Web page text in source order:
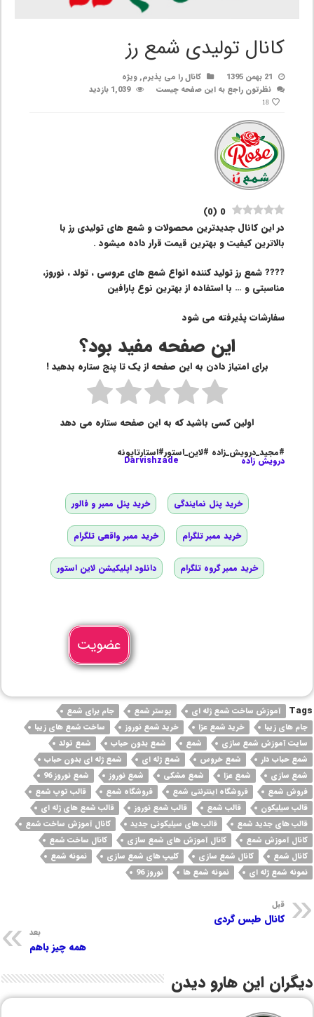
کانال تولیدی شمع رز
21 بهمن 1395 کانال را می پذیرم,ویژه
نظرتون راجع به این صفحه چیست
1,039 بازدید
18
0
(
0
)
در این کانال جدیدترین محصولات و شمع های تولیدی رز با
بالاترین کیفیت و بهترین قیمت قرار داده میشود .
???? شمع رز تولید کننده انواع شمع های عروسی ، تولد ، نوروز،
مناسبتی و … با استفاده از بهترین نوع پارافین
سفارشات پذیرفته می شود
این صفحه مفید بود؟
برای امتیاز دادن به این صفحه از یک تا پنج ستاره بدهید !
اولین کسی باشید که به این صفحه ستاره می دهد
#مجید_درویش_زاده #لاین_استور#استارتاپونه
درویش زاده Darvishzade
خرید پنل نمایندگی خرید پنل ممبر و فالور
خرید ممبر تلگرام خرید ممبر واقعی تلگرام
خرید ممبر گروه تلگرام دانلود اپلیکیشن لاین استور
عضویت
Tags آموزش ساخت شمع ژله ای پوستر شمع
جام برای شمع
جام های زیبا
خرید شمع عزا خرید شمع نوروز
ساخت شمع های زیبا
سایت آموزش شمع سازی
شمع شمع بدون حباب
شمع تولد
شمع حباب دار
شمع خروس شمع ژله ای
شمع ژله ای بدون حباب
شمع سازی
شمع عزا شمع مشکی شمع نوروز
شمع نوروز 96
فروش شمع
فروشگاه اینترنتی شمع فروشگاه شمع
قالب توپ شمع
قالب سیلیکون
قالب شمع قالب شمع نوروز
قالب شمع های ژله ای
قالب های جدید شمع
قالب های سیلیکونی جدید
کانال آموزش ساخت شمع
کانال آموزش شمع
کانال آموزش های شمع سازی
کانال ساخت شمع
کانال شمع
کانال شمع سازی کلیپ های شمع سازی
نمونه شمع
نمونه شمع ژله ای
نمونه شمع ها نوروز 96
قبل
کانال طبس گردی
بعد
همه چیز باهم
دیگران این هارو دیدن